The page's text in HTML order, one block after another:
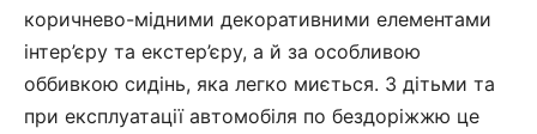
коричнево-мідними декоративними елементами
інтер’єру та екстер’єру, а й за особливою
оббивкою сидінь, яка легко миється. З дітьми та
при експлуатації автомобіля по бездоріжжю це